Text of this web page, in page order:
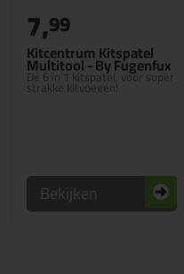
Kitcentrum Kitspatel
Multitool - By Fugenfux
Dé 6 in 1 kitspatel, voor super
strakke kitvoegen!
7,99
Bekijken